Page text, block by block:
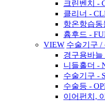
크린벤치 -
클리너 -
항온항습동
흄후드 -
VIEW 수술기구 /
경구용바
니들홀더 -
수술기구 -
수술등 -
이어펀치,